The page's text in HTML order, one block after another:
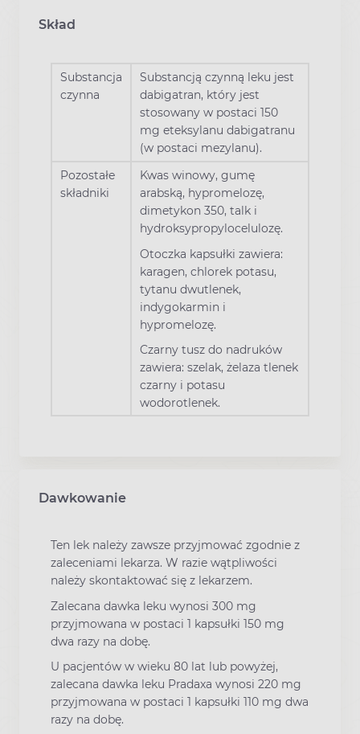
Skład
Substancja
czynna
Substancją czynną leku jest
dabigatran, który jest
stosowany w postaci 150
mg eteksylanu dabigatranu
(w postaci mezylanu).
Pozostałe
składniki
Kwas winowy, gumę
arabską, hypromelozę,
dimetykon 350, talk i
hydroksypropylocelulozę.
Otoczka kapsułki zawiera:
karagen, chlorek potasu,
tytanu dwutlenek,
indygokarmin i
hypromelozę.
Czarny tusz do nadruków
zawiera: szelak, żelaza tlenek
czarny i potasu
wodorotlenek.
Dawkowanie
Ten lek należy zawsze przyjmować zgodnie z
zaleceniami lekarza. W razie wątpliwości
należy skontaktować się z lekarzem.
Zalecana dawka leku wynosi 300 mg
przyjmowana w postaci 1 kapsułki 150 mg
dwa razy na dobę.
U pacjentów w wieku 80 lat lub powyżej,
zalecana dawka leku Pradaxa wynosi 220 mg
przyjmowana w postaci 1 kapsułki 110 mg dwa
razy na dobę.